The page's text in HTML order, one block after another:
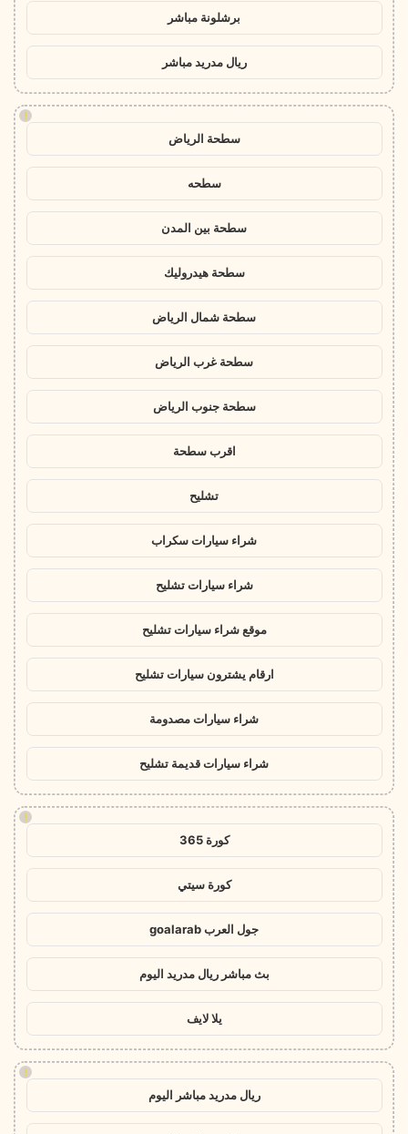
برشلونة مباشر
ريال مدريد مباشر
!
سطحة الرياض
سطحه
سطحة بين المدن
سطحة هيدروليك
سطحة شمال الرياض
سطحة غرب الرياض
سطحة جنوب الرياض
اقرب سطحة
تشليح
شراء سيارات سكراب
شراء سيارات تشليح
موقع شراء سيارات تشليح
ارقام يشترون سيارات تشليح
شراء سيارات مصدومة
شراء سيارات قديمة تشليح
!
كورة 365
كورة سيتي
جول العرب goalarab
بث مباشر ريال مدريد اليوم
يلا لايف
!
ريال مدريد مباشر اليوم